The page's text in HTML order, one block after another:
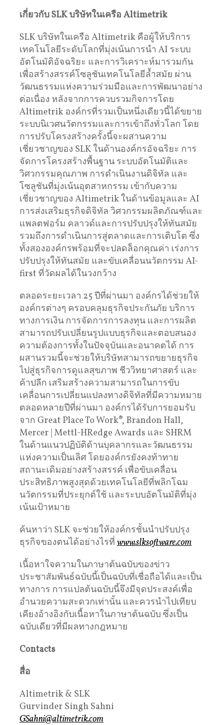
เกี่ยวกับ SLKบริษัทในเครือ Altimetrik
SLK บริษัทในเครือ Altimetrik คือผู้ให้บริการ
เทคโนโลยีระดับโลกที่มุ่งเน้นการนำ AI ระบบ
อัตโนมัติอัจฉริยะ และการวิเคราะห์มารวมกัน
เพื่อสร้างสรรค์โซลูชันเทคโนโลยีล้ำสมัย ผ่าน
วัฒนธรรมแห่งความร่วมมือและการพัฒนาอย่าง
ต่อเนื่อง หลังจากการควบรวมกิจการโดย
Altimetrik องค์กรที่รวมเป็นหนึ่งเดียวนี้ได้ขยาย
ระบบนิเวศนวัตกรรมและการเข้าถึงทั่วโลก โดย
การปรับโครงสร้างครั้งนี้จะผสานความ
เชี่ยวชาญของ SLK ในด้านองค์กรอัจฉริยะ การ
จัดการโครงสร้างพื้นฐาน ระบบอัตโนมัติและ
วิศวกรรมคุณภาพ การดำเนินงานดิจิทัล และ
โซลูชันที่มุ่งเน้นอุตสาหกรรม เข้ากับความ
เชี่ยวชาญของ Altimetrik ในด้านข้อมูลและ AI
การส่งเสริมธุรกิจดิจิทัล วิศวกรรมผลิตภัณฑ์และ
แพลตฟอร์ม คลาวด์และการปรับปรุงให้ทันสมัย ​​
รวมถึงการดำเนินการสู่ตลาดและการเติบโต ซึ่ง
ทั้งสององค์กรพร้อมที่จะปลดล็อกคุณค่า เร่งการ
ปรับปรุงให้ทันสมัย ​​และขับเคลื่อนนวัตกรรม AI-
first ที่วัดผลได้ในวงกว้าง
ตลอดระยะเวลา 25 ปีที่ผ่านมา องค์กรได้ช่วยให้
องค์กรต่างๆ ครอบคลุมธุรกิจประกันภัย บริการ
ทางการเงิน การจัดการการลงทุน และการผลิต
สามารถปรับเปลี่ยนรูปแบบธุรกิจและตอบสนอง
ความต้องการทั้งในปัจจุบันและอนาคตได้ การ
ผสานรวมนี้จะช่วยให้บริษัทสามารถขยายธุรกิจ
ไปสู่ธุรกิจการดูแลสุขภาพ ชีววิทยาศาสตร์ และ
ค้าปลีก เสริมสร้างความสามารถในการขับ
เคลื่อนการเปลี่ยนแปลงทางดิจิทัลที่มีความหมาย
ตลอดหลายปีที่ผ่านมา องค์กรได้รับการยอมรับ
จาก Great Place To Work®, Brandon Hall,
Mercer | Mettl-HRedge Awards และ SHRM
ในด้านแนวปฏิบัติด้านบุคลากรและวัฒนธรรม
แห่งความเป็นเลิศ โดยองค์กรยังคงท้าทาย
สถานะเดิมอย่างสร้างสรรค์ เพื่อขับเคลื่อน
ประสิทธิภาพสูงสุดด้วยเทคโนโลยีที่พลิกโฉม
นวัตกรรมที่ประยุกต์ใช้ และระบบอัตโนมัติที่มุ่ง
เน้นเป้าหมาย
ค้นหาว่า SLK จะช่วยให้องค์กรชั้นนำปรับปรุง
ธุรกิจของตนได้อย่างไรที่ www.slksoftware.com
เนื้อหาใจความในภาษาต้นฉบับของข่าว
ประชาสัมพันธ์ฉบับนี้เป็นฉบับที่เชื่อถือได้และเป็น
ทางการ การแปลต้นฉบับนี้จึงมีจุดประสงค์เพื่อ
อำนวยความสะดวกเท่านั้น และควรนำไปเทียบ
เคียงอ้างอิงกับเนื้อหาในภาษาต้นฉบับ ซึ่งเป็น
ฉบับเดียวที่มีผลทางกฎหมาย
Contacts
สื่อ
Altimetrik & SLK
Gurvinder Singh Sahni
GSahni@altimetrik.com